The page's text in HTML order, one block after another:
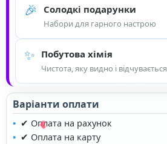
🎉 Солодкі подарунки
Набори для гарного настрою
✨ Побутова хімія
Чистота, яку видно і відчувається
Варіанти оплати
✔ Оплата на рахунок
✔ Оплата на карту
❤